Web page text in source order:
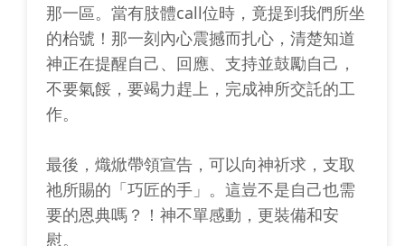
那一區。當有肢體call位時，竟提到我們所坐
的枱號！那一刻內心震撼而扎心，清楚知道
神正在提醒自己、回應、支持並鼓勵自己，
不要氣餒，要竭力趕上，完成神所交託的工
作。
最後，熾焮帶領宣告，可以向神祈求，支取
祂所賜的「巧匠的手」。這豈不是自己也需
要的恩典嗎？！神不單感動，更裝備和安
慰。